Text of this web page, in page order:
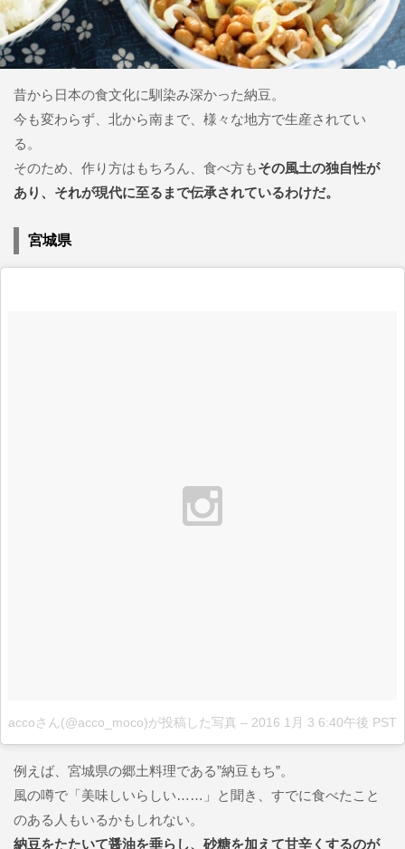
昔から日本の食文化に馴染み深かった納豆。
今も変わらず、北から南まで、様々な地方で生産されてい
る。
そのため、作り方はもちろん、食べ方もその風土の独自性が
あり、それが現代に至るまで伝承されているわけだ。
宮城県
accoさん(@acco_moco)が投稿した写真 – 2016 1月 3 6:40午後 PST
例えば、宮城県の郷土料理である”納豆もち”。
風の噂で「美味しいらしい……」と聞き、すでに食べたこと
のある人もいるかもしれない。
納豆をたたいて醤油を垂らし、砂糖を加えて甘辛くするのが